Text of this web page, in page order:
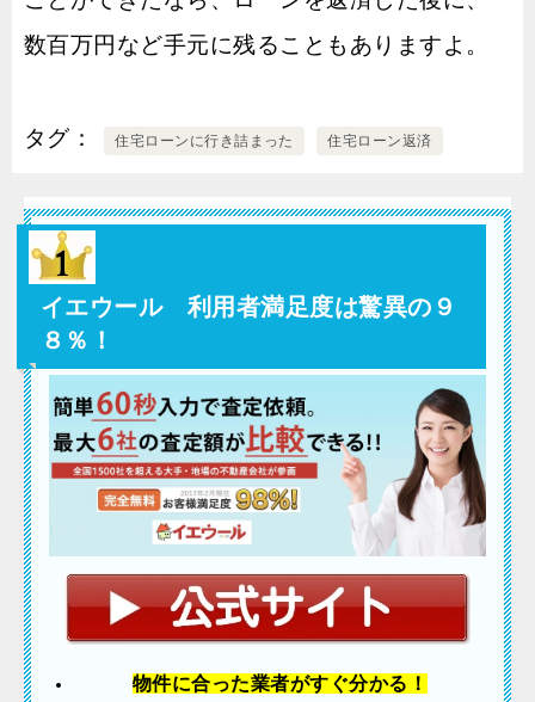
数百万円など手元に残ることもありますよ。
タグ 住宅ローンに行き詰まった 住宅ローン返済
イエウール 利用者満足度は驚異の９
８％！
物件に合った業者がすぐ分かる！